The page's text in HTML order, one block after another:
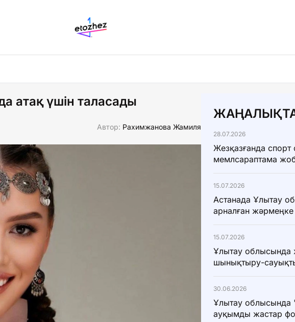
атақ үшін таласады
Автор: Рахимжанова Жамиля
28.07.2026
Жезқазғанда спорт
мемлсараптама
15.07.2026
Астанада Ұлытау
арналған жәрмеңке
15.07.2026
Ұлытау облысында
шынықтыру-
30.06.2026
Ұлытау облысында
ауқымды жастар